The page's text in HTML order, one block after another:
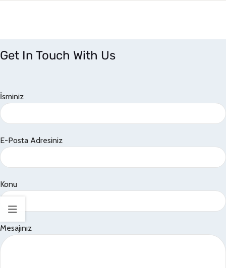
Get In Touch With Us
İsminiz
E-Posta Adresiniz
Konu
Mesajınız